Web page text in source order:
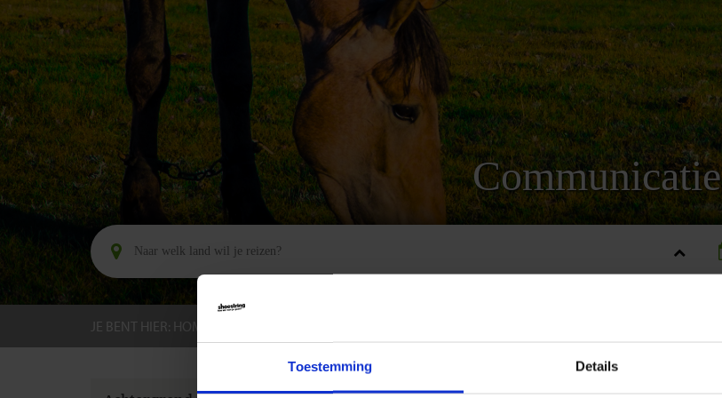
Toestemming Details
Communicatie
JE BENT HIER: HOME
GROEPSREIZEN